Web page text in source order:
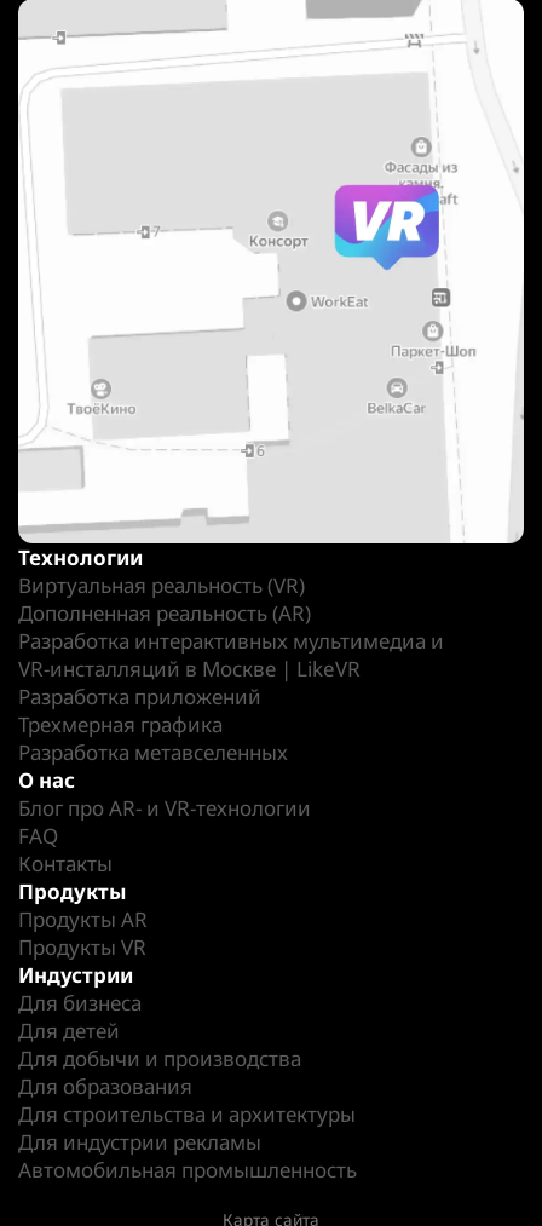
Технологии
Виртуальная реальность (VR)
Дополненная реальность (AR)
Разработка интерактивных мультимедиа и
VR-инсталляций в Москве | LikeVR
Разработка приложений
Трехмерная графика
Разработка метавселенных
О нас
Блог про AR- и VR-технологии
FAQ
Контакты
Продукты
Продукты AR
Продукты VR
Индустрии
Для бизнеса
Для детей
Для добычи и производства
Для образования
Для строительства и архитектуры
Для индустрии рекламы
Автомобильная промышленность
Карта сайта